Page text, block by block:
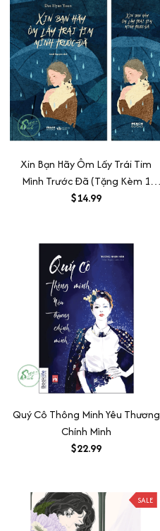
Xin Bạn Hãy Ôm Lấy Trái Tim
Mình Trước Đã (Tặng Kèm 1
Bookmark)
$14.99
Quý Cô Thông Minh Yêu Thương
Chính Mình
$22.99
SALE